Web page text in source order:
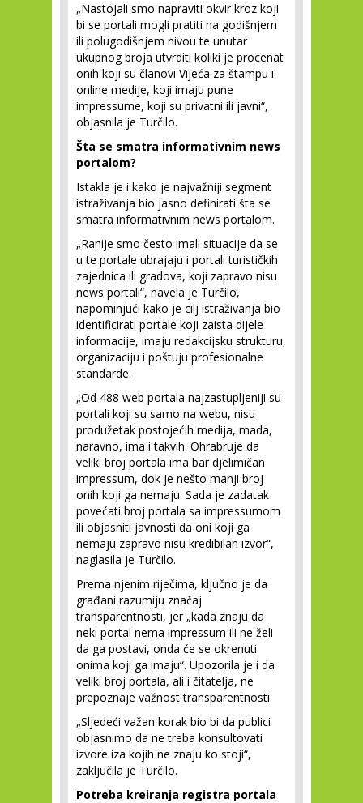
„Nastojali smo napraviti okvir kroz koji
bi se portali mogli pratiti na godišnjem
ili polugodišnjem nivou te unutar
ukupnog broja utvrditi koliki je procenat
onih koji su članovi Vijeća za štampu i
online medije, koji imaju pune
impressume, koji su privatni ili javni“,
objasnila je Turčilo.
Šta se smatra informativnim news
portalom?
Istakla je i kako je najvažniji segment
istraživanja bio jasno definirati šta se
smatra informativnim news portalom.
„Ranije smo često imali situacije da se
u te portale ubrajaju i portali turističkih
zajednica ili gradova, koji zapravo nisu
news portali“, navela je Turčilo,
napominjući kako je cilj istraživanja bio
identificirati portale koji zaista dijele
informacije, imaju redakcijsku strukturu,
organizaciju i poštuju profesionalne
standarde.
„Od 488 web portala najzastupljeniji su
portali koji su samo na webu, nisu
produžetak postojećih medija, mada,
naravno, ima i takvih. Ohrabruje da
veliki broj portala ima bar djelimičan
impressum, dok je nešto manji broj
onih koji ga nemaju. Sada je zadatak
povećati broj portala sa impressumom
ili objasniti javnosti da oni koji ga
nemaju zapravo nisu kredibilan izvor“,
naglasila je Turčilo.
Prema njenim riječima, ključno je da
građani razumiju značaj
transparentnosti, jer „kada znaju da
neki portal nema impressum ili ne želi
da ga postavi, onda će se okrenuti
onima koji ga imaju“. Upozorila je i da
veliki broj portala, ali i čitatelja, ne
prepoznaje važnost transparentnosti.
„Sljedeći važan korak bio bi da publici
objasnimo da ne treba konsultovati
izvore iza kojih ne znaju ko stoji“,
zaključila je Turčilo.
Potreba kreiranja registra portala